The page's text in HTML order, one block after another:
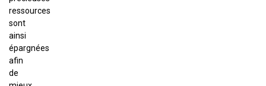
ressources
sont
ainsi
épargnées
afin
de